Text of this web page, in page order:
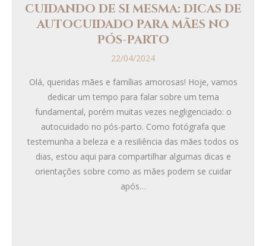
CUIDANDO DE SI MESMA: DICAS DE
AUTOCUIDADO PARA MÃES NO
PÓS-PARTO
22/04/2024
Olá, queridas mães e famílias amorosas! Hoje, vamos
dedicar um tempo para falar sobre um tema
fundamental, porém muitas vezes negligenciado: o
autocuidado no pós-parto. Como fotógrafa que
testemunha a beleza e a resiliência das mães todos os
dias, estou aqui para compartilhar algumas dicas e
orientações sobre como as mães podem se cuidar
após…